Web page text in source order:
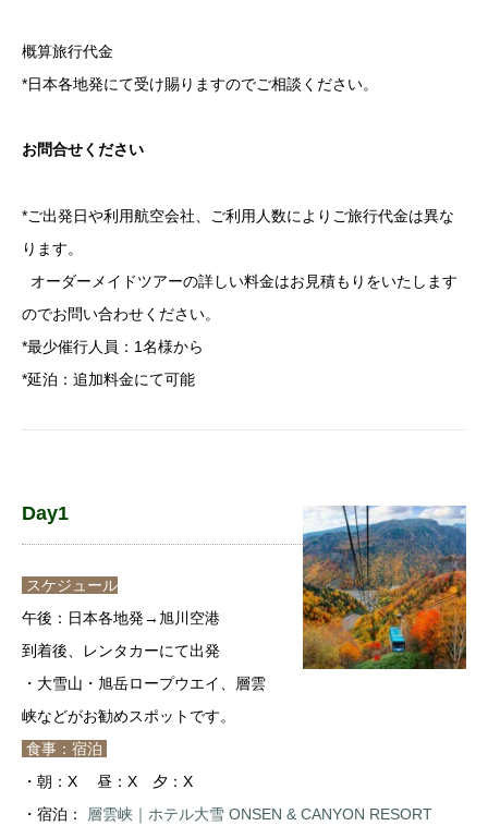
概算旅行代金
*日本各地発にて受け賜りますのでご相談ください。
お問合せください
*ご出発日や利用航空会社、ご利用人数によりご旅行代金は異な
ります。
オーダーメイドツアーの詳しい料金はお見積もりをいたします
のでお問い合わせください。
*最少催行人員：1名様から
*延泊：追加料金にて可能
Day1
スケジュール
午後：日本各地発→旭川空港
到着後、レンタカーにて出発
・大雪山・旭岳ロープウエイ、層雲
峡などがお勧めスポットです。
食事：宿泊
・朝：X 昼：X 夕：X
・宿泊：
層雲峡｜ホテル大雪 ONSEN & CANYON RESORT